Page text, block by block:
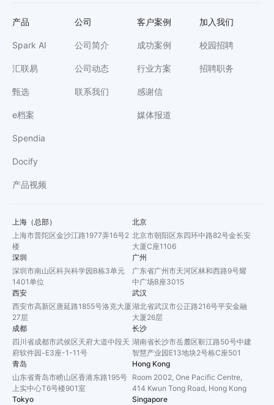
产品
Spark AI
汇联易
甄选
e档案
Spendia
Docify
产品视频
公司
公司简介
公司动态
联系我们
客户案例
成功案例
行业方案
感谢信
媒体报道
加入我们
校园招聘
招聘职务
上海（总部）
上海市普陀区金沙江路1977弄16号2
楼
北京
北京市朝阳区东四环中路82号金长安
大厦C座1106
深圳
深圳市南山区科兴科学园B栋3单元
1401单位
广州
广东省广州市天河区林和西路9号耀
中广场B座3015
西安
西安市高新区唐延路1855号洛克大厦
27层
武汉
湖北省武汉市公正路216号平安金融
大厦26层
成都
四川省成都市武侯区天府大道中段天
府软件园-E3座-1-11号
长沙
湖南省长沙市岳麓区靳江路50号中建
智慧产业园E13地块2号栋C座501
青岛
山东省青岛市崂山区香港东路195号
上实中心T6号楼901室
Hong Kong
Room 2002, One Pacific Centre,
414 Kwun Tong Road, Hong Kong
Tokyo
Singapore